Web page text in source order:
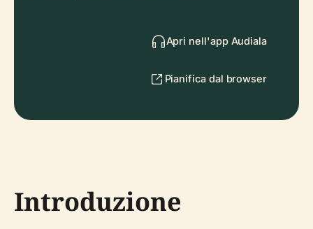
Apri nell'app Audiala
Pianifica dal browser
Introduzione